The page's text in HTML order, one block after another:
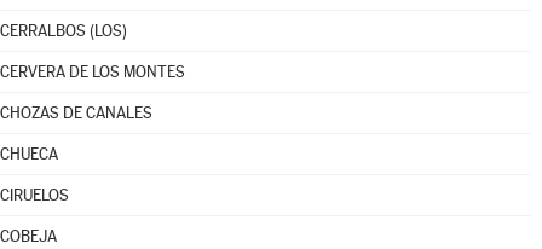
CERRALBOS (LOS)
CERVERA DE LOS MONTES
CHOZAS DE CANALES
CHUECA
CIRUELOS
COBEJA